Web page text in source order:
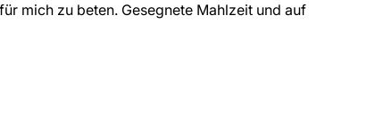
mich zu beten. Gesegnete Mahlzeit und auf